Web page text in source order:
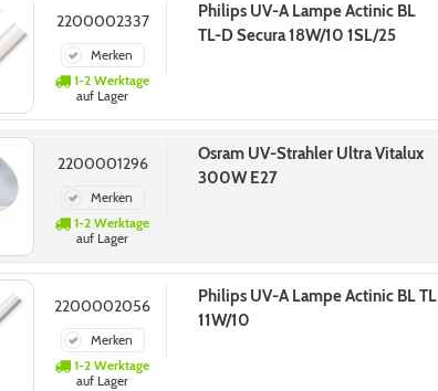
2200002337
Merken
1-2 Werktage
auf Lager
Philips UV-A Lampe Actinic BL
TL-D Secura 18W/10 1SL/25
2200001296
Merken
1-2 Werktage
auf Lager
Osram UV-Strahler Ultra Vitalux
300W E27
2200002056
Merken
1-2 Werktage
auf Lager
Philips UV-A Lampe Actinic BL TL
11W/10